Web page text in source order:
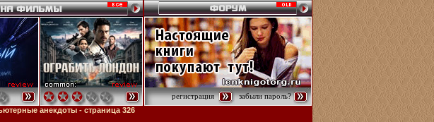
анекдоты - страница 326
регистрация забыли пароль?